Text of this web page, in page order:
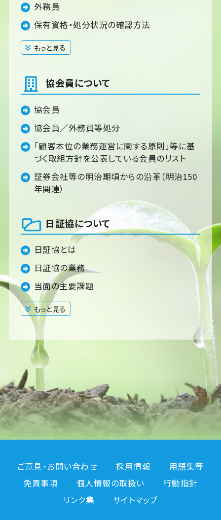
外務員
保有資格・処分状況の確認方法
もっと見る
閉じる
協会員について
協会員
協会員／外務員等処分
「顧客本位の業務運営に関する原則」等に基
づく取組方針を公表している会員のリスト
証券会社等の明治期頃からの沿革（明治150
年関連）
日証協について
日証協とは
日証協の業務
当面の主要課題
もっと見る
閉じる
ご意見・お問い合わせ 採用情報
用語集等
免責事項
個人情報の取扱い
行動指針
リンク集
サイトマップ